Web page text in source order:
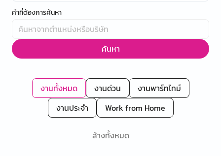
คำที่ต้องการค้นหา
ค้นหา
งานทั้งหมด งานด่วน
งานพาร์ทไทม์
งานประจำ
Work from Home
ล้างทั้งหมด